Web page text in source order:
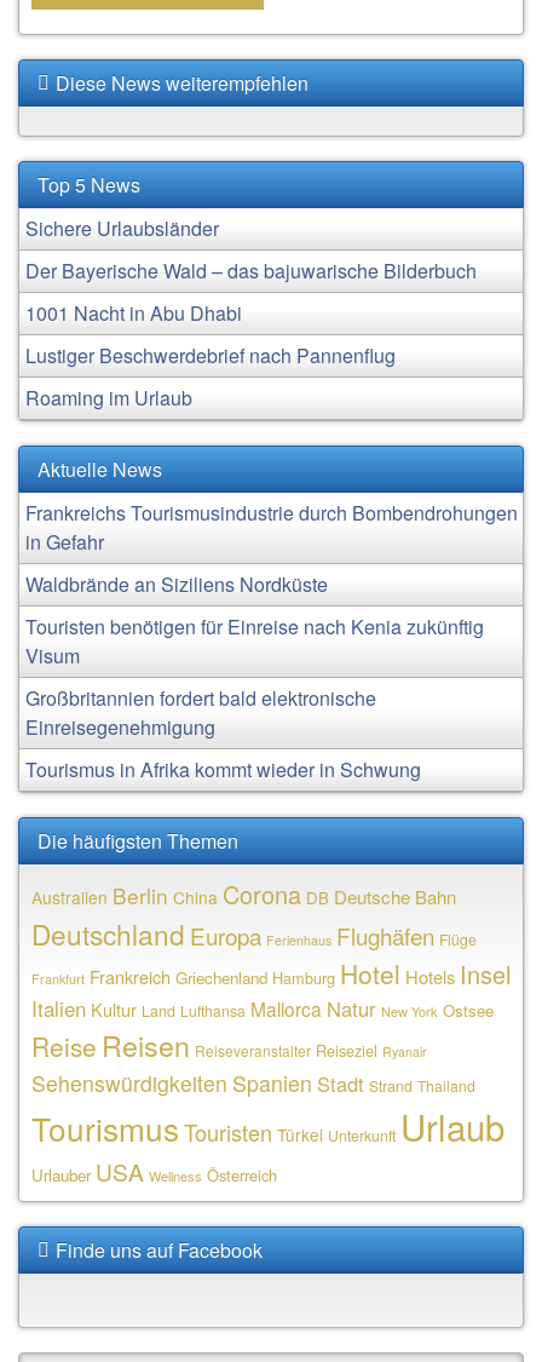
Diese News weiterempfehlen
Top 5 News
Sichere Urlaubsländer
Der Bayerische Wald – das bajuwarische Bilderbuch
1001 Nacht in Abu Dhabi
Lustiger Beschwerdebrief nach Pannenflug
Roaming im Urlaub
Aktuelle News
Frankreichs Tourismusindustrie durch Bombendrohungen
in Gefahr
Waldbrände an Siziliens Nordküste
Touristen benötigen für Einreise nach Kenia zukünftig
Visum
Großbritannien fordert bald elektronische
Einreisegenehmigung
Tourismus in Afrika kommt wieder in Schwung
Die häufigsten Themen
Australien Berlin China Corona DB Deutsche Bahn
Deutschland Europa Ferienhaus Flughäfen Flüge
Frankfurt Frankreich Griechenland Hamburg Hotel Hotels Insel
Italien Kultur Land Lufthansa Mallorca Natur New York Ostsee
Reise Reisen Reiseveranstalter Reiseziel Ryanair
Sehenswürdigkeiten Spanien Stadt Strand Thailand
TourismusTouristen Türkei Unterkunft Urlaub
Urlauber USA Wellness Österreich
Finde uns auf Facebook